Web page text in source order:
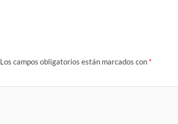
Los campos obligatorios están marcados con *